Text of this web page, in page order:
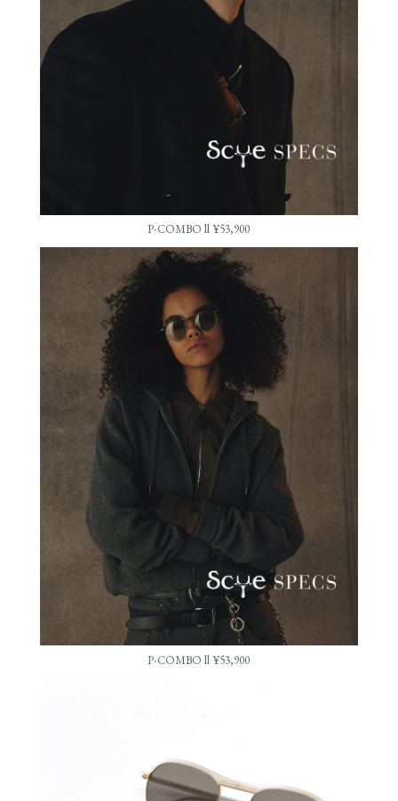
P-COMBO ll ¥53,900
P-COMBO ll ¥53,900